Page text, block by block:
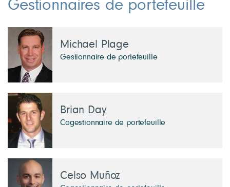
Gestionnaires de portefeuille
Michael Plage
Gestionnaire de portefeuille
Brian Day
Cogestionnaire de portefeuille
Celso Muñoz